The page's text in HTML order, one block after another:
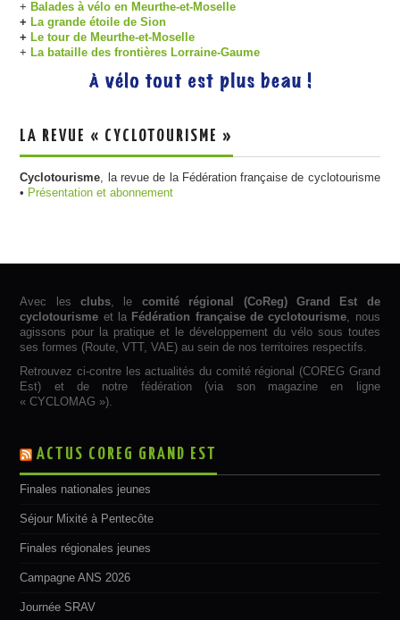
+ Balades à vélo en Meurthe-et-Moselle
+ La grande étoile de Sion
+ Le tour de Meurthe-et-Moselle
+ La bataille des frontières Lorraine-Gaume
LA REVUE « CYCLOTOURISME »
Cyclotourisme , la revue de la Fédération française de cyclotourisme
• Présentation et abonnement
Avec lesclubs , le comité régional (CoReg) Grand Est de
cyclotourisme et la Fédération française de cyclotourisme , nous
agissons pour la pratique et le développement du vélo sous toutes
ses formes (Route, VTT, VAE) au sein de nos territoires respectifs.
Retrouvez ci-contre les actualités du comité régional (COREG Grand
Est) et de notre fédération (via son magazine en ligne
« CYCLOMAG »).
ACTUS COREG GRAND EST
Finales nationales jeunes
Séjour Mixité à Pentecôte
Finales régionales jeunes
Campagne ANS 2026
Journée SRAV